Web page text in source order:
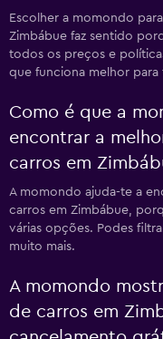
Escolher a momondo
Zimbábue faz sentido
todos os preços e
que funciona melhor para
Como é que a
encontrar a
carros em
A momondo ajuda-te a
carros em Zimbábue,
várias opções. Podes
muito mais.
A momondo
de carros em